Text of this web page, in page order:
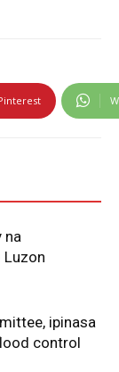
na
Luzon
ipinasa
control